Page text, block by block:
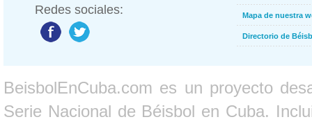
Redes sociales: Mapa de nuestra
Directorio de
BeisbolEnCuba.com es un proyecto
Serie Nacional de Béisbol en Cuba.